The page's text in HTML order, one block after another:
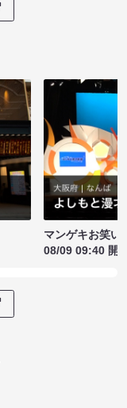
マンゲキお笑い
08/09 09:40 開